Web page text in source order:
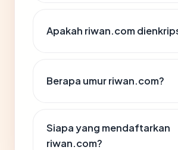
Apakah riwan.com
Berapa umur riwan.com?
Siapa yang mendaftarkan
riwan.com?